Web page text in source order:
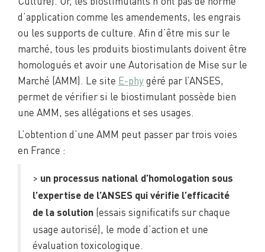
d’application comme les amendements, les engrais
ou les supports de culture. Afin d’être mis sur le
marché, tous les produits biostimulants doivent être
homologués et avoir une Autorisation de Mise sur le
Marché (AMM). Le site E-phygéré par l’ANSES,
permet de vérifier si le biostimulant possède bien
une AMM, ses allégations et ses usages.
L’obtention d’une AMM peut passer par trois voies
en France :
> un processus national d’homologation sous
l’expertise de l’ANSES qui vérifie l’efficacité
de la solution (essais significatifs sur chaque
usage autorisé), le mode d’action et une
évaluation toxicologique.